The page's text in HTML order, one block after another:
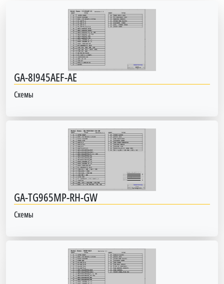
GA-8I945AEF-AE
Схемы
GA-TG965MP-RH-GW
Схемы